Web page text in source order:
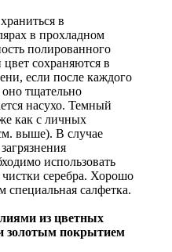
в
в прохладном
полированного
сохраняются в
если после каждого
тщательно
насухо. Темный
как с личных
выше). В случае
использовать
серебра. Хорошо
специальная салфетка.
из цветных
золотым покрытием